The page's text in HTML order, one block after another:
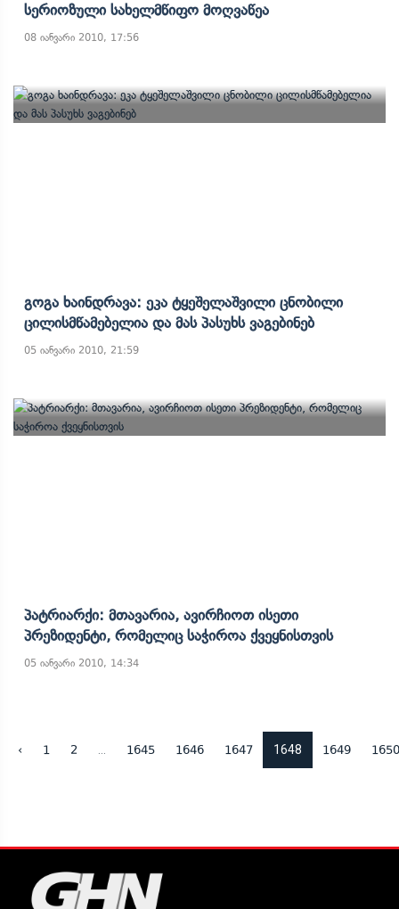
Სერიოზული Სახელმწიფო Მოღვაწეა
08 იანვარი 2010, 17:56
Გოგა Ხაინდრავა: Ეკა Ტყეშელაშვილი Ცნობილი
Ცილისმწამებელია Და Მას Პასუხს Ვაგებინებ
05 იანვარი 2010, 21:59
Პატრიარქი: Მთავარია, Ავირჩიოთ Ისეთი
Პრეზიდენტი, Რომელიც Საჭიროა Ქვეყნისთვის
05 იანვარი 2010, 14:34
‹ 1 2 1645 1646 1647 1648 1649 1650